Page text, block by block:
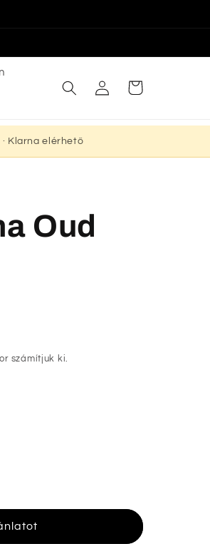
Bejelentkezés
Kosár
Klarna elérhető
Oud
számítjuk ki.